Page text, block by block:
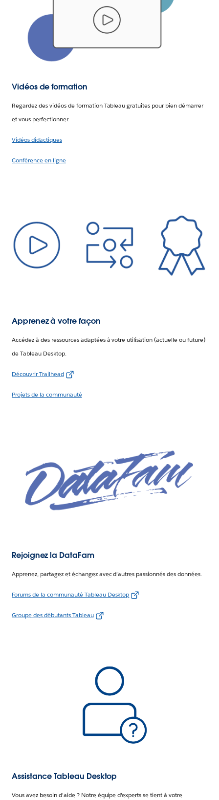
Vidéos de formation
Regardez des vidéos de formation Tableau gratuites pour bien démarrer
et vous perfectionner.
Vidéos didactiques
Conférence en ligne
Apprenez à votre façon
Accédez à des ressources adaptées à votre utilisation (actuelle ou future)
de Tableau Desktop.
Découvrir Trailhead
Projets de la communauté
Rejoignez la DataFam
Apprenez, partagez et échangez avec d’autres passionnés des données.
Forums de la communauté Tableau Desktop
Groupe des débutants Tableau
Assistance Tableau Desktop
Vous avez besoin d'aide ? Notre équipe d'experts se tient à votre